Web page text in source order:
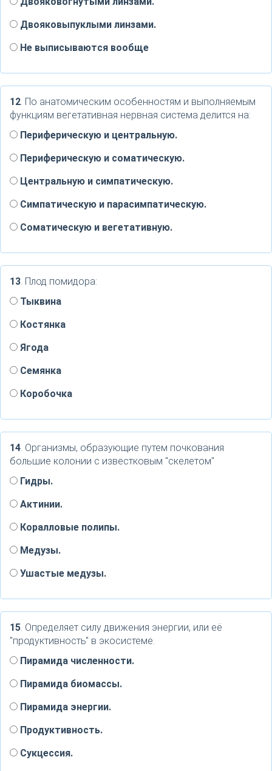
Двояковыпуклыми линзами.
Не выписываются вообще
12. По анатомическим особенностям и выполняемым
функциям вегетативная нервная система делится на:
Периферическую и центральную.
Периферическую и соматическую.
Центральную и симпатическую.
Симпатическую и парасимпатическую.
Соматическую и вегетативную.
13. Плод помидора:
Тыквина
Костянка
Ягода
Семянка
Коробочка
14. Организмы, образующие путем почкования
большие колонии с известковым "скелетом"
Гидры.
Актинии.
Коралловые полипы.
Медузы.
Ушастые медузы.
15. Определяет силу движения энергии, или её
"продуктивность" в экосистеме.
Пирамида численности.
Пирамида биомассы.
Пирамида энергии.
Продуктивность.
Сукцессия.